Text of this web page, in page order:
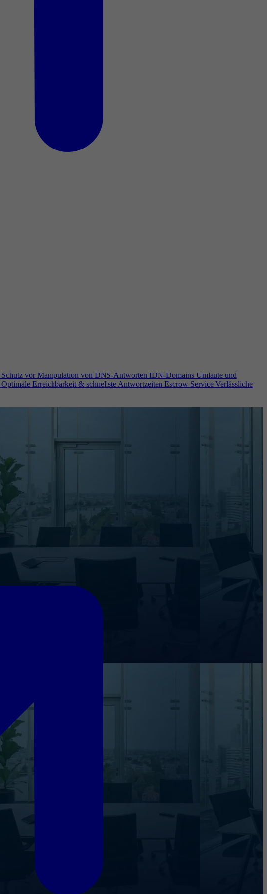
Schutz vor Manipulation von DNS-Antworten IDN-Domains Umlaute und
Optimale Erreichbarkeit & schnellste Antwortzeiten Escrow Service Verlässliche